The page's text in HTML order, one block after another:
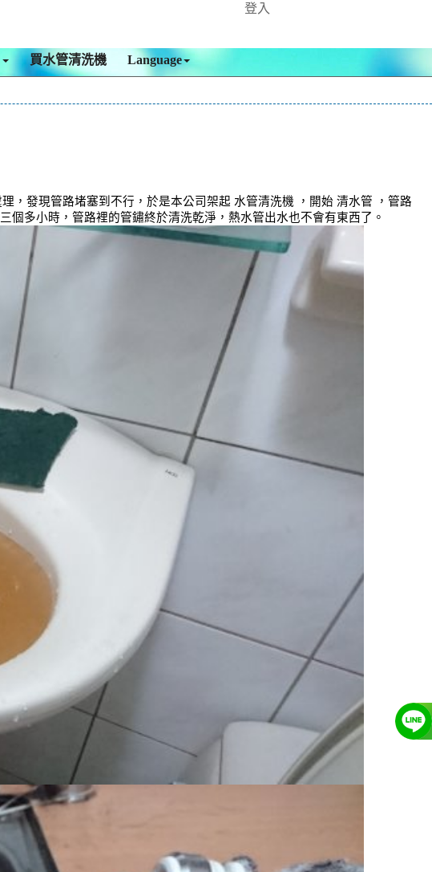
登入
買水管清洗機 Language
，發現管路堵塞到不行，於是本公司架起 水管清洗機 ，開始 清水管 ，管路
多小時，管路裡的管鏽終於清洗乾淨，熱水管出水也不會有東西了。